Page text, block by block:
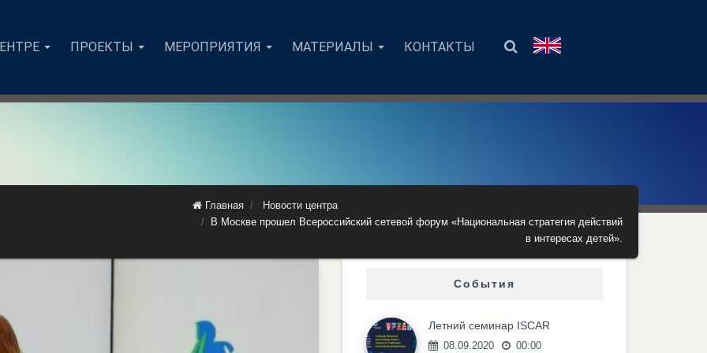
ПРОЕКТЫ МЕРОПРИЯТИЯ МАТЕРИАЛЫ КОНТАКТЫ
Главная
Новости центра
В Москве прошел Всероссийский сетевой форум «Национальная стратегия действий
в интересах детей».
События
Летний семинар ISCAR
08.09.2020 00:00